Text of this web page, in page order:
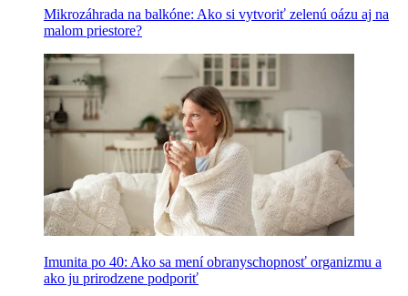
Mikrozáhrada na balkóne: Ako si vytvoriť zelenú oázu aj na
malom priestore?
Imunita po 40: Ako sa mení obranyschopnosť organizmu a
ako ju prirodzene podporiť